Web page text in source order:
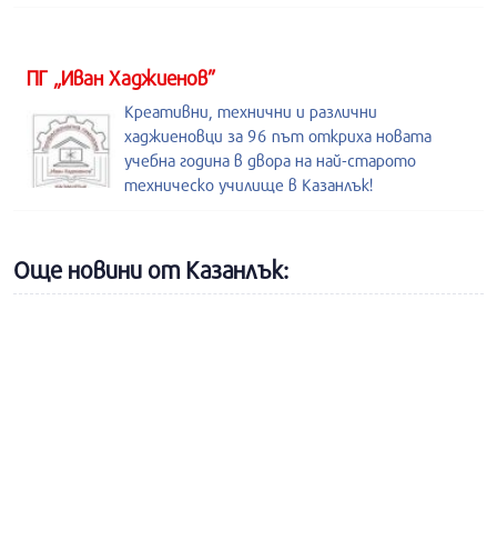
ПГ „Иван Хаджиенов”
Креативни, технични и различни
хаджиеновци за 96 път откриха новата
учебна година в двора на най-старото
техническо училище в Казанлък!
Още новини от Казанлък: